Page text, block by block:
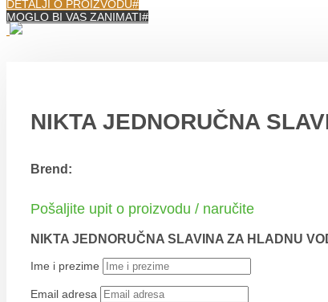
DETALJI O PROIZVODU
MOGLO BI VAS ZANIMATI
NIKTA JEDNORUČNA
Brend:
Pošaljite upit o proizvodu / naručite
NIKTA JEDNORUČNA SLAVINA ZA HLADNU
Ime i prezime
Email adresa